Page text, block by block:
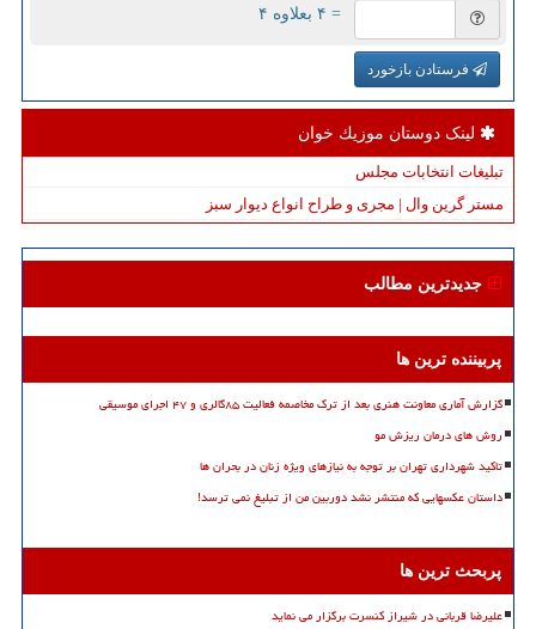
= ۴ بعلاوه ۴
فرستادن بازخورد
لینک دوستان موزیك خوان
تبلیغات انتخابات مجلس
مستر گرین وال | مجری و طراح انواع دیوار سبز
جدیدترین مطالب
پربیننده ترین ها
گزارش آماری معاونت هنری بعد از ترک مخاصمه فعالیت ۸۵گالری و ۴۷ اجرای موسیقی
روش های درمان ریزش مو
تاکید شهرداری تهران بر توجه به نیازهای ویژه زنان در بحران ها
داستان عکسهایی که منتشر نشد دوربین من از تبلیغ نمی ترسد!
پربحث ترین ها
علیرضا قربانی در شیراز کنسرت برگزار می نماید